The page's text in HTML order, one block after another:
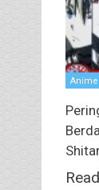
Anime